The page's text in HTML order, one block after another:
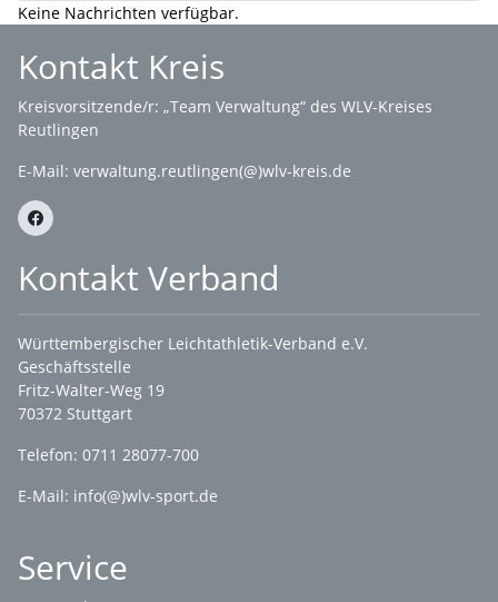
Keine Nachrichten verfügbar.
Kontakt Kreis
Kreisvorsitzende/r: „Team Verwaltung“ des WLV-Kreises
Reutlingen
E-Mail: verwaltung.reutlingen(@)wlv-kreis.de
Kontakt Verband
Württembergischer Leichtathletik-Verband e.V.
Geschäftsstelle
Fritz-Walter-Weg 19
70372 Stuttgart
Telefon: 0711 28077-700
E-Mail: info(@)wlv-sport.de
Service